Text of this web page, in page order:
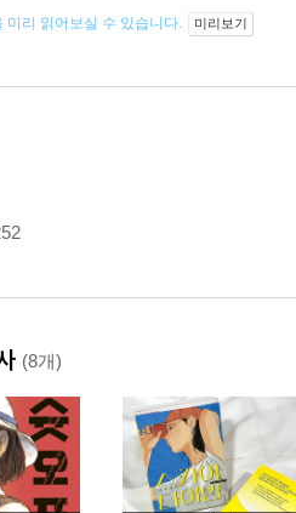
미리 읽어보실 수 있습니다. 미리보기
(8개)